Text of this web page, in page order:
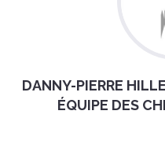
DANNY-PIERRE
ÉQUIPE DES